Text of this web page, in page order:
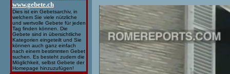
www.gebete.ch
Dies ist ein Gebetsarchiv, in
welchem Sie viele nützliche
und wertvolle Gebete für jeden
Tag finden können. Die
Gebete sind in übersichtliche
Kategorien eingeteilt und Sie
können auch ganz einfach
nach einem bestimmten Gebet
suchen. Es besteht zudem die
Möglichkeit, selbst Gebete der
Homepage hinzuzufügen!